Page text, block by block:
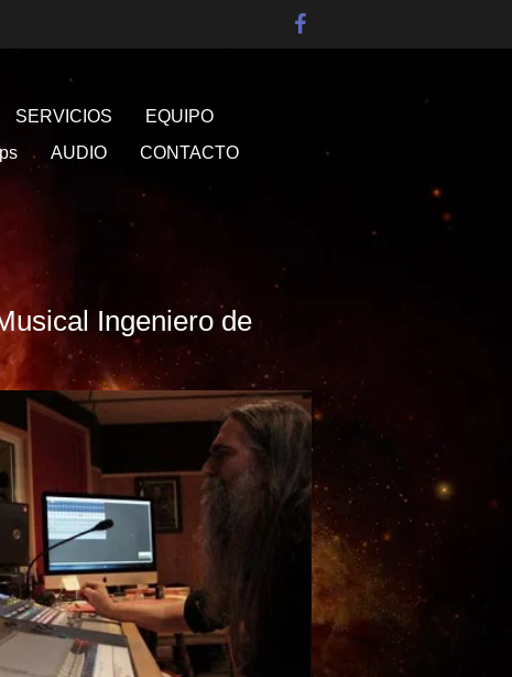
SERVICIOS
EQUIPO
AUDIO CONTACTO
Ingeniero de